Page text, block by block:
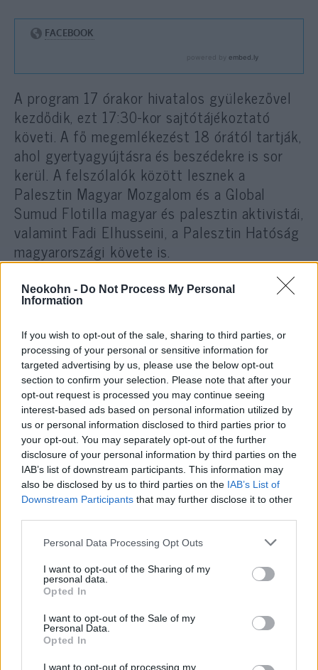
Neokohn - Do Not Process My Personal
Information
If you wish to opt-out of the sale, sharing to third parties, or
processing of your personal or sensitive information for
targeted advertising by us, please use the below opt-out
section to confirm your selection. Please note that after your
opt-out request is processed you may continue seeing
interest-based ads based on personal information utilized by
us or personal information disclosed to third parties prior to
your opt-out. You may separately opt-out of the further
disclosure of your personal information by third parties on the
IAB’s list of downstream participants. This information may
also be disclosed by us to third parties on the IAB’s List of
Downstream Participants that may further disclose it to other
Please note that this website/app uses one or more Google
not limited to your visit or usage behaviour. You may click to
grant or deny consent to Google and its third-party tags to
use your data for below specified purposes in below Google
consent section.
Personal Data Processing Opt Outs
I want to opt-out of the Sharing of my
personal data.
Opted In
I want to opt-out of the Sale of my
Personal Data.
Opted In
I want to opt-out of processing my
A program 17 órakor hivatalos gyülekezővel
kezdődik, ezt 17:30-kor sajtótájékoztató
követi. A fő megemlékezést 18 órától tartják,
ahol gyertyagyújtásra és beszédekre is sor
kerül. A felszólalók között lesznek a
Palesztin Magyar Mozgalom és a Global
Sumud Flotilla magyar és palesztin aktivistái,
valamint Fadi Elhusseini, a Palesztin Hatóság
magyarországi követe is.
erőlködésének margójára
Nem ez lesz az első anticionista
tüntetés
Amint arról a Neokohn isbeszámolt,
márciusban „A Háborús bűnösökből NEM
kérünk!” néven tartottak Izrael-ellenes
tüntetéstaGondoskodó ForradalomésStop
amerikai agressziónevű szélsőbalos
szervezetek, amelyek arra buzdítottak
Netanjahu izraeli miniszterelnök budapesti
látogatása ellen.